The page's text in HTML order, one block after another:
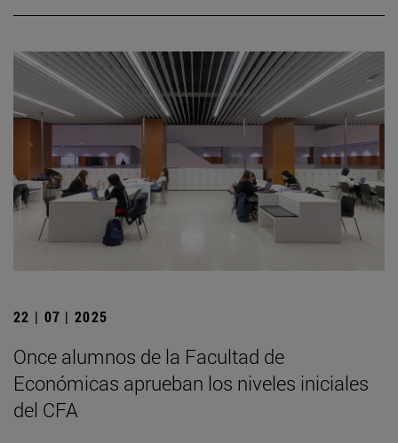
22 | 07 | 2025
Once alumnos de la Facultad de
Económicas aprueban los niveles iniciales
del CFA